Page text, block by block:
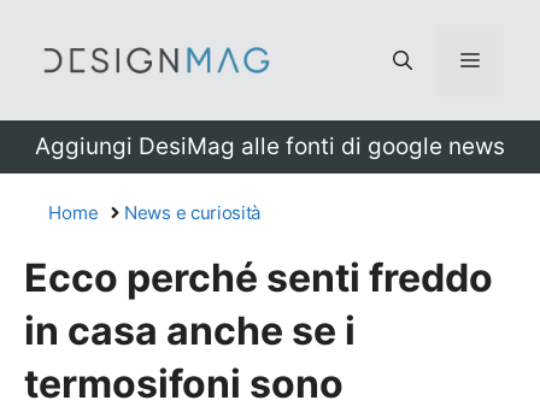
Menu
Aggiungi DesiMag alle fonti di google news
Home News e curiosità
Ecco perché senti freddo
in casa anche se i
termosifoni sono